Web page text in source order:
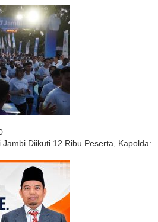
Diikuti 12 Ribu Peserta, Kapolda: